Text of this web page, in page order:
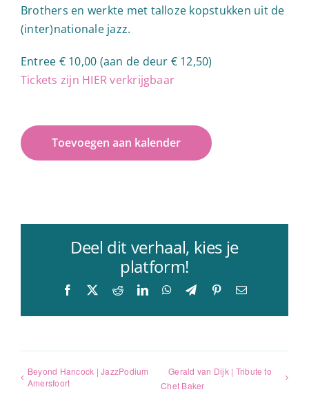
Brothers en werkte met talloze kopstukken uit de
(inter)nationale jazz.
Entree € 10,00 (aan de deur € 12,50)
Tickets zijn HIER verkrijgbaar
Toevoegen aan kalender
Deel dit verhaal, kies je
platform!
Facebook RedditLinkedInWhatsApp
TelegramPinterest
E-
Beyond Hancock | JazzPodium
Amersfoort
Gerald van Dijk | Tribute to
Chet Baker